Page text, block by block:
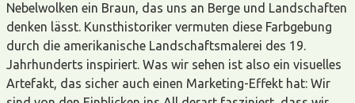
Nebelwolken ein Braun, das uns an Berge und Landschaften
denken lässt. Kunsthistoriker vermuten diese Farbgebung
durch die amerikanische Landschaftsmalerei des 19.
Jahrhunderts inspiriert. Was wir sehen ist also ein visuelles
Artefakt, das sicher auch einen Marketing-Effekt hat: Wir